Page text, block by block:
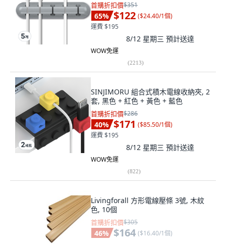
首購折扣價$351
65% $122 ($24.40/1個)
運費 $195
8/12 星期三 預計送達
WOW免運
(2213)
SINJIMORU 組合式積木電線收納夾, 2
套, 黑色 + 紅色 + 黃色 + 藍色
首購折扣價$286
40% $171 ($85.50/1個)
運費 $195
8/12 星期三 預計送達
WOW免運
(822)
Livingforall 方形電線壓條 3號, 木紋
色, 10個
首購折扣價$305
46% $164 ($16.40/1個)